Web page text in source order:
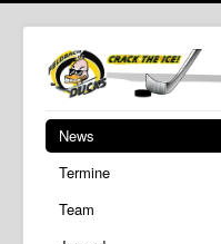
News
Termine
Team